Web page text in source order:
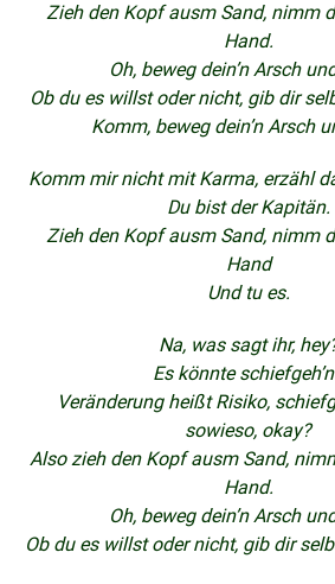
Zieh den Kopf ausm Sand, nimm
Hand.
Oh, beweg dein’n Arsch
Ob du es willst oder nicht, gib dir
Komm, beweg dein’n Arsch
Komm mir nicht mit Karma, erzähl
Du bist der Kapitän.
Zieh den Kopf ausm Sand, nimm
Hand
Und tu es.
Na, was sagt ihr,
Es könnte
Veränderung heißt Risiko,
sowieso, okay?
Also zieh den Kopf ausm Sand,
Hand.
Oh, beweg dein’n Arsch
Ob du es willst oder nicht, gib dir